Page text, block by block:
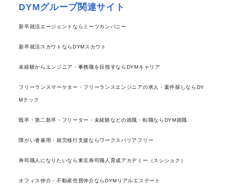
DYMグループ関連サイト
新卒就活エージェントならミーツカンパニー
新卒就活スカウトならDYMスカウト
未経験からエンジニア・事務職を目指すならDYMキャリア
フリーランスマーケター・フリーランスエンジニアの求人・案件探しならDY
Mテック
既卒・第二新卒・フリーター・未経験などの就職・転職ならDYM就職
障がい者雇用・就労移行支援ならワークスバリアフリー
寿司職人になりたいなら東京寿司職人育成アカデミー（スシショク）
オフィス仲介・不動産売買仲介ならDYMリアルエステート